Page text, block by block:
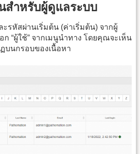
สำหรับผู้ดูแลระบบ
รหัสผ่านเริ่มต้น (ค่าเริ่มต้น) จากผู้
“ผู้ใช้” จากเมนูนำทาง โดยคุณจะเห็น
บนกรอบของเนื้อหา